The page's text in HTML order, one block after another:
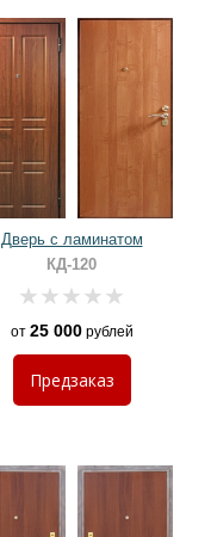
Дверь с ламинатом
КД-120
от 25 000рублей
Предзаказ